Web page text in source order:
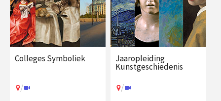
Colleges Symboliek
/
Jaaropleiding
Kunstgeschiedenis
/